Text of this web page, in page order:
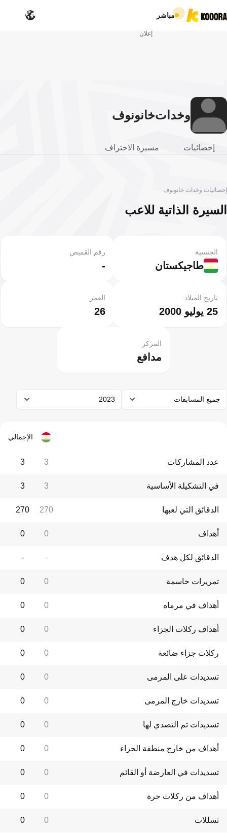
مباشر
إعلان
وخداتخانونوف
إحصائيات مسيرة الاحتراف
إحصائيات وخدات خانونوف
السيرة الذاتية للاعب
طاجيكستان
الجنسية
-
رقم القميص
25 يوليو 2000
تاريخ الميلاد
26
العمر
مدافع
المركز
جميع المسابقات 2023
الإجمالي
عدد المشاركات 3
3
في التشكيلة الأساسية 3
3
الدقائق التي لعبها 270
270
أهداف 0
0
الدقائق لكل هدف -
-
تمريرات حاسمة 0
0
أهداف في مرماه 0
0
أهداف ركلات الجزاء 0
0
ركلات جزاء ضائعة 0
0
تسديدات على المرمى 0
0
تسديدات خارج المرمى 0
0
تسديدات تم التصدي لها 0
0
أهداف من خارج منطقة الجزاء 0
0
تسديدات في العارضة أو القائم 0
0
أهداف من ركلات حرة 0
0
تسللات 0
0